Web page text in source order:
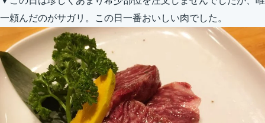
一頼んだのがサガリ。この日一番おいしい肉でした。